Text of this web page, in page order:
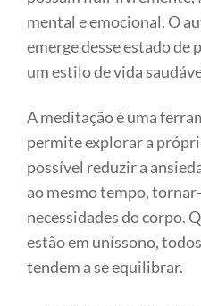
mental e emocional. O
emerge desse estado de
um estilo de vida
A meditação é uma
permite explorar a
possível reduzir a
ao mesmo tempo,
necessidades do corpo.
estão em uníssono,
tendem a se equilibrar.